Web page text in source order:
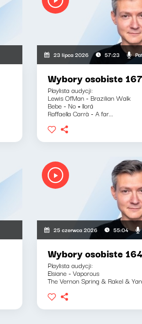
23 lipca 2026 57:23
Wybory osobiste 167
Playlista audycji:
Lewis OfMan - Brazilian Walk
Bebe - No + llorá
Raffaella Carrà - A far...
25 czerwca 2026 55:04
Wybory osobiste 164
Playlista audycji:
Elsiane - Vaporous
The Vernon Spring & Rakel &